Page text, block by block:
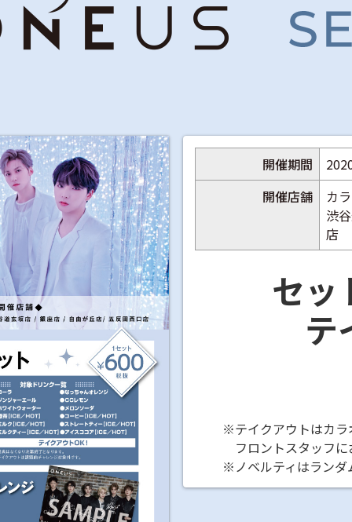
開催期間
開催店舗
カ
渋
店
セッ
テ
※テイクアウトはカラ
フロントスタッフ
※ノベルティはランダ